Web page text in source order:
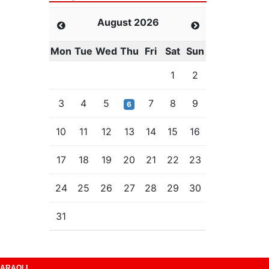
August 2026
Mon Tue Wed Thu Fri Sat Sun
1
2
3 4 5 6 7 8 9
10 11 12 13 14 15 16
17 18 19 20 21 22 23
24 25 26 27 28 29 30
31